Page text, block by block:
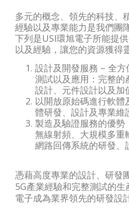
多元的概念、領先的科技、
經驗以及專業能力是我們團
下列是USI環旭電子所能提
以及經驗，讓您的資源獲得
設計及開發服務 – 全方
測試以及應用：完整的
設計、元件設計以及加
以開放原始碼進行軟體
體研發、設計及專業維
製造及驗證服務的優勢
無線射頻、大規模多重
網路回傳系統的研發、
憑藉高度專業的設計、研發
5G產業經驗和完整測試的
電子成為業界領先的研發設